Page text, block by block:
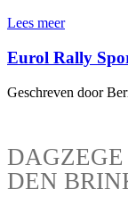
Lees meer
Eurol Rally
Geschreven door
DEN